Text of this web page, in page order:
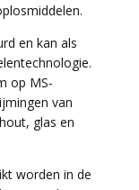
en kan als
op MS-
van
glas en
worden in de